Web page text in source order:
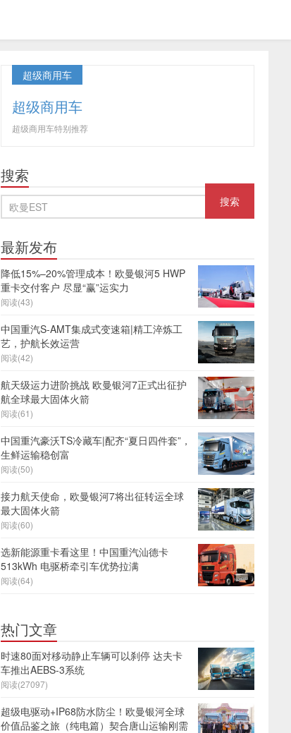
超级商用车
超级商用车
超级商用车特别推荐
搜索
最新发布
降低15%–20%管理成本！欧曼银河5 HWP
重卡交付客户 尽显“赢”运实力
阅读(43)
中国重汽S-AMT集成式变速箱|精工淬炼工
艺，护航长效运营
阅读(42)
航天级运力进阶挑战 欧曼银河7正式出征护
航全球最大固体火箭
阅读(61)
中国重汽豪沃TS冷藏车|配齐“夏日四件套”，
生鲜运输稳创富
阅读(50)
接力航天使命，欧曼银河7将出征转运全球
最大固体火箭
阅读(60)
选新能源重卡看这里！中国重汽汕德卡
513kWh 电驱桥牵引车优势拉满
阅读(64)
热门文章
时速80面对移动静止车辆可以刹停 达夫卡
车推出AEBS-3系统
阅读(27097)
超级电驱动+IP68防水防尘！欧曼银河全球
价值品鉴之旅（纯电篇）契合唐山运输刚需